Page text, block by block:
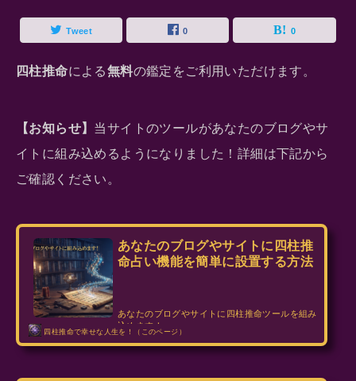
Tweet 0 0
四柱推命による無料の鑑定をご利用いただけます。
【お知らせ】 当サイトのツールがあなたのブログやサ
イトに組み込めるようになりました！詳細は下記から
ご確認ください。
あなたのブログやサイトに四柱推
命占い機能を簡単に設置する方法
あなたのブログやサイトに四柱推命ツールを組み
込めます！
四柱推命で幸せな人生を！（このページ）